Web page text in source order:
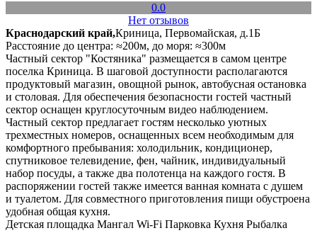
0.0
Нет отзывов
Краснодарский край,Криница, Первомайская, д.1Б
Расстояние до центра: ≈200м, до моря: ≈300м
Частный сектор "Костяника" размещается в самом центре
поселка Криница. В шаговой доступности располагаются
продуктовый магазин, овощной рынок, автобусная остановка
и столовая. Для обеспечения безопасности гостей частный
сектор оснащен круглосуточным видео наблюдением.
Частный сектор предлагает гостям несколько уютных
трехместных номеров, оснащенных всем необходимым для
комфортного пребывания: холодильник, кондиционер,
спутниковое телевидение, фен, чайник, индивидуальный
набор посуды, а также два полотенца на каждого гостя. В
распоряжении гостей также имеется ванная комната с душем
и туалетом. Для совместного приготовления пищи обустроена
удобная общая кухня.
Детская площадка Мангал Wi-Fi Парковка Кухня Рыбалка